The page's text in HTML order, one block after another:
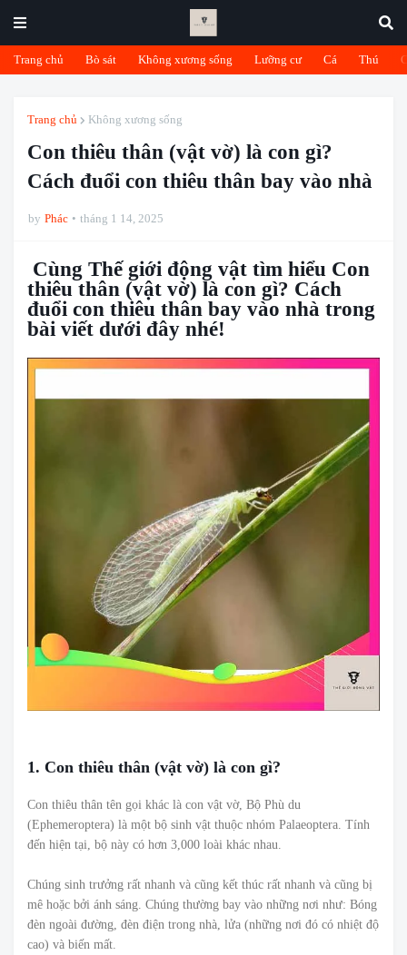
Trang chủ Bò sát Không xương sống Lưỡng cư Cá Thú
Trang chủ Không xương sống
Con thiêu thân (vật vờ) là con gì?
Cách đuổi con thiêu thân bay vào nhà
by Phác tháng 1 14, 2025
Cùng Thế giới động vật tìm hiểu Con
thiêu thân (vật vờ) là con gì? Cách
đuổi con thiêu thân bay vào nhà trong
bài viết dưới đây nhé!
1. Con thiêu thân (vật vờ) là con gì?
Con thiêu thân tên gọi khác là con vật vờ, Bộ Phù du
(Ephemeroptera) là một bộ sinh vật thuộc nhóm Palaeoptera. Tính
đến hiện tại, bộ này có hơn 3,000 loài khác nhau.
Chúng sinh trưởng rất nhanh và cũng kết thúc rất nhanh và cũng bị
mê hoặc bởi ánh sáng. Chúng thường bay vào những nơi như: Bóng
đèn ngoài đường, đèn điện trong nhà, lửa (những nơi đó có nhiệt độ
cao) và biến mất.